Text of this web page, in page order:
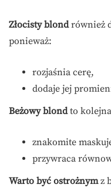
Złocisty blondrównież
ponieważ:
rozjaśnia cerę,
dodaje jej
Beżowy blondto
znakomite
przywraca
Warto być ostrożnymz